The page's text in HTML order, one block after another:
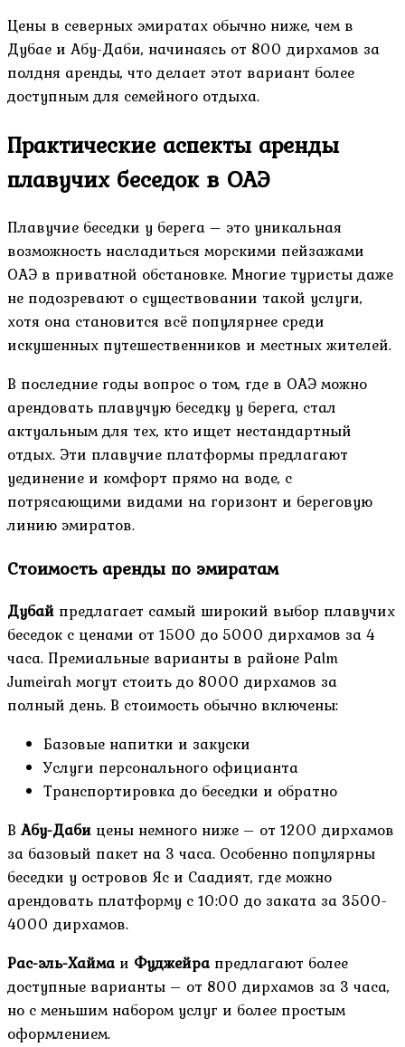
Цены в северных эмиратах обычно ниже, чем в
Дубае и Абу-Даби, начинаясь от 800 дирхамов за
полдня аренды, что делает этот вариант более
доступным для семейного отдыха.
Практические аспекты аренды
плавучих беседок в ОАЭ
Плавучие беседки у берега – это уникальная
возможность насладиться морскими пейзажами
ОАЭ в приватной обстановке. Многие туристы даже
не подозревают о существовании такой услуги,
хотя она становится всё популярнее среди
искушенных путешественников и местных жителей.
В последние годы вопрос о том, где в ОАЭ можно
арендовать плавучую беседку у берега, стал
актуальным для тех, кто ищет нестандартный
отдых. Эти плавучие платформы предлагают
уединение и комфорт прямо на воде, с
потрясающими видами на горизонт и береговую
линию эмиратов.
Стоимость аренды по эмиратам
Дубай предлагает самый широкий выбор плавучих
беседок с ценами от 1500 до 5000 дирхамов за 4
часа. Премиальные варианты в районе Palm
Jumeirah могут стоить до 8000 дирхамов за
полный день. В стоимость обычно включены:
Базовые напитки и закуски
Услуги персонального официанта
Транспортировка до беседки и обратно
В Абу-Даби цены немного ниже – от 1200 дирхамов
за базовый пакет на 3 часа. Особенно популярны
беседки у островов Яс и Саадият, где можно
арендовать платформу с 10:00 до заката за 3500-
4000 дирхамов.
Рас-эль-Хаймаи Фуджейрапредлагают более
доступные варианты – от 800 дирхамов за 3 часа,
но с меньшим набором услуг и более простым
оформлением.